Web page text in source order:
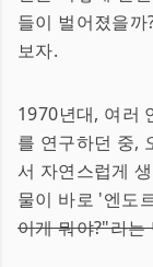
들이 벌어졌을
보자.
1970년대, 여러
를 연구하던 중,
서 자연스럽게
물이 바로 '엔도
이게 뭐야?"라는